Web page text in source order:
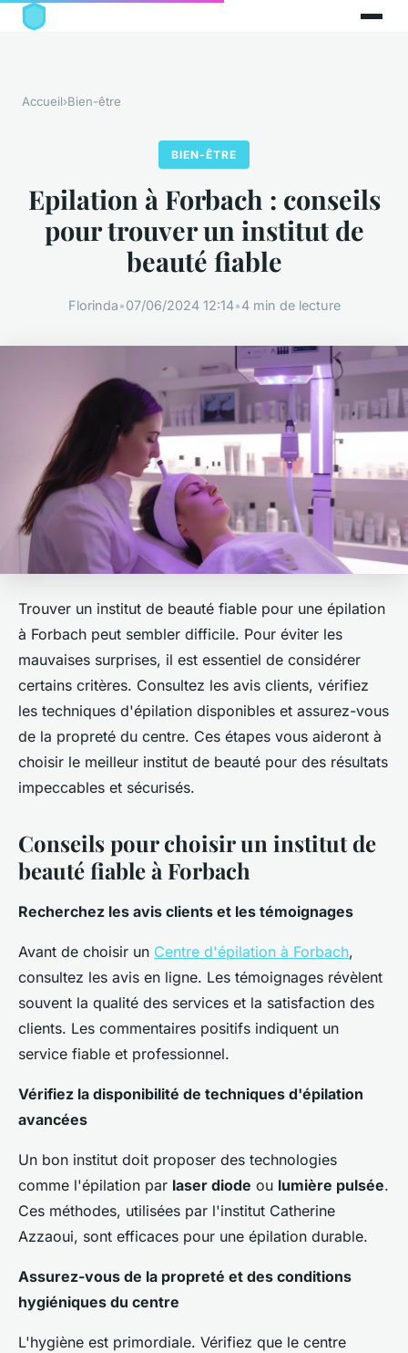
Accueil›Bien-être
BIEN-ÊTRE
Epilation à Forbach : conseils
pour trouver un institut de
beauté fiable
Florinda•07/06/2024 12:14•4 min de lecture
Trouver un institut de beauté fiable pour une épilation
à Forbach peut sembler difficile. Pour éviter les
mauvaises surprises, il est essentiel de considérer
certains critères. Consultez les avis clients, vérifiez
les techniques d'épilation disponibles et assurez-vous
de la propreté du centre. Ces étapes vous aideront à
choisir le meilleur institut de beauté pour des résultats
impeccables et sécurisés.
Conseils pour choisir un institut de
beauté fiable à Forbach
Recherchez les avis clients et les témoignages
Avant de choisir un Centre d'épilation à Forbach,
consultez les avis en ligne. Les témoignages révèlent
souvent la qualité des services et la satisfaction des
clients. Les commentaires positifs indiquent un
service fiable et professionnel.
Vérifiez la disponibilité de techniques d'épilation
avancées
Un bon institut doit proposer des technologies
comme l'épilation par laser diode ou lumière pulsée.
Ces méthodes, utilisées par l'institut Catherine
Azzaoui, sont efficaces pour une épilation durable.
Assurez-vous de la propreté et des conditions
hygiéniques du centre
L'hygiène est primordiale. Vérifiez que le centre